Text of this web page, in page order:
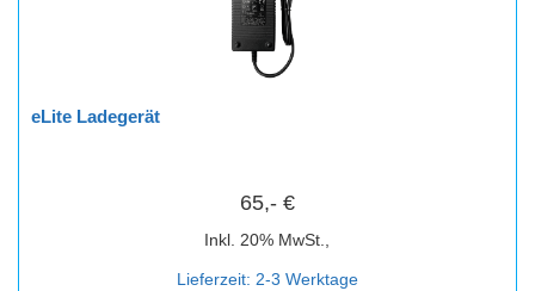
eLite Ladegerät
65,- €
Inkl. 20% MwSt.,
Lieferzeit: 2-3 Werktage